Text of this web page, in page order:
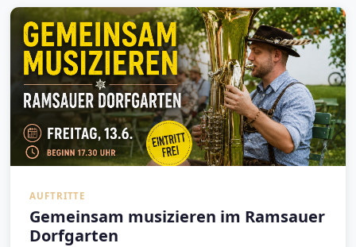
AUFTRITTE
Gemeinsam musizieren im Ramsauer
Dorfgarten